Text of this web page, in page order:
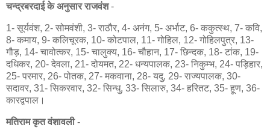
चन्द्रबरदाई के अनुसार राजवंश-
1- सूर्यवंश, 2- सोमवंशी, 3- राठौर, 4- अनंग, 5- अर्भाट, 6- ककुत्स्थ, 7- कवि,
8- कमाय, 9- कलिचूरक, 10- कोटपाल, 11- गोहिल, 12- गोहिलपुत्र, 13-
गौड़, 14- चावोत्कर, 15- चालुक्य, 16- चौहान, 17- छिन्दक, 18- टांक, 19-
दधिकर, 20- देवला, 21- दोयमत, 22- धन्यपालक, 23- निकुम्भ, 24- पड़िहार,
25- परमार, 26- पोतक, 27- मकवाना, 28- यदु, 29- राज्यपालक, 30-
सदावर, 31- सिकरवार, 32- सिन्धु, 33- सिलारु, 34- हरितट, 35- हूण, 36-
कारद्वपाल।
मतिराम कृत वंशावली-